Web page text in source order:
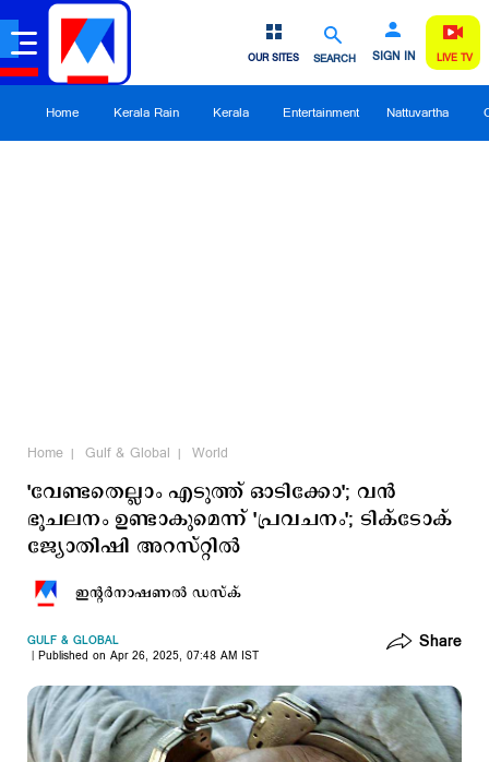
SEARCH SIGN IN
OUR SITES LIVE TV
Home Kerala Rain Kerala Entertainment Nattuvartha
Home Gulf & Global World
'വേണ്ടതെല്ലാം എടുത്ത് ഓടിക്കോ'; വന്‍
ഭൂചലനം ഉണ്ടാകുമെന്ന് 'പ്രവചനം'; ടിക്ടോക്
ജ്യോതിഷി അറസ്റ്റില്‍
ഇന്‍റര്‍നാഷണല്‍ ഡസ്ക്
GULF & GLOBAL
Published on Apr 26, 2025, 07:48 AM IST
Share